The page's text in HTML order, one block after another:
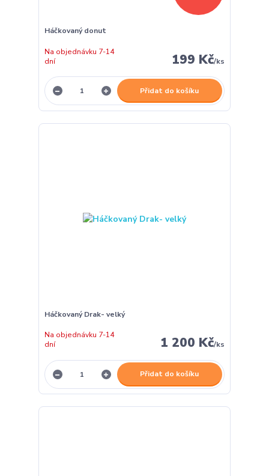
Háčkovaný donut
199 Kč/ks
Na objednávku 7-14
dní
Přidat do košíku
Háčkovaný Drak- velký
1 200 Kč/ks
Na objednávku 7-14
dní
Přidat do košíku